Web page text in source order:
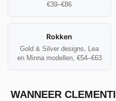
€39–€86
Rokken
Gold & Silver designs, Lea
en Minna modellen, €54–€63
WANNEER CLEMENTI